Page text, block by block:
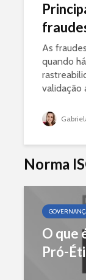
As
quando
validação
Norma
O que
Pró-